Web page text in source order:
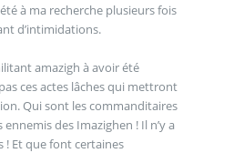
à ma recherche plusieurs fois
d’intimidations.
amazigh à avoir été
ces actes lâches qui mettront
Qui sont les commanditaires
ennemis des Imazighen ! Il n’y a
! Et que font certaines